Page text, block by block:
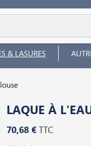
& LASURES
LAQUE À
70,68 € TTC